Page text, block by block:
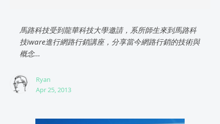
馬路科技受到龍華科技大學邀請，系所師生來到馬路科
技iware進行網路行銷講座，分享當今網路行銷的技術與
概念...
Ryan
Apr 25, 2013